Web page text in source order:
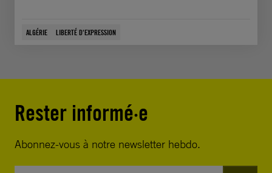
ALGÉRIE LIBERTÉ D'EXPRESSION
Rester informé·e
Abonnez-vous à notre newsletter hebdo.